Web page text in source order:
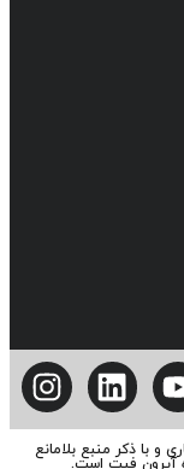
و با ذکر منبع بلامانع
آیرون فیت است.